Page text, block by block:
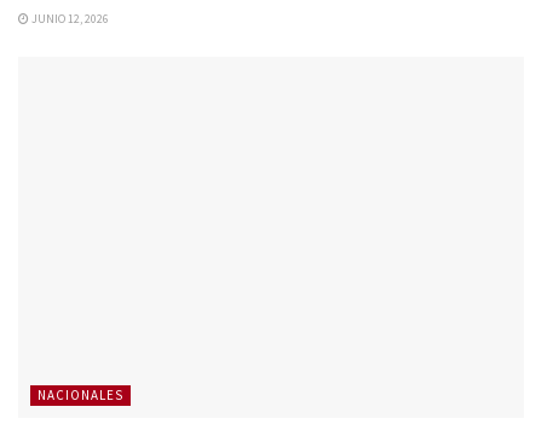
JUNIO 12, 2026
NACIONALES